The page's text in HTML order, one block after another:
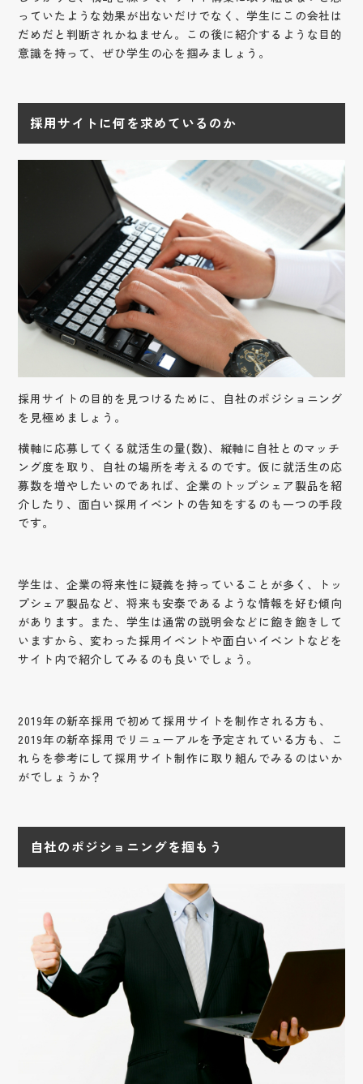
っていたような効果が出ないだけでなく、学生にこの会社は
だめだと判断されかねません。この後に紹介するような目的
意識を持って、ぜひ学生の心を掴みましょう。
採用サイトに何を求めているのか
採用サイトの目的を見つけるために、自社のポジショニング
を見極めましょう。
横軸に応募してくる就活生の量(数)、縦軸に自社とのマッチ
ング度を取り、自社の場所を考えるのです。仮に就活生の応
募数を増やしたいのであれば、企業のトップシェア製品を紹
介したり、面白い採用イベントの告知をするのも一つの手段
です。
学生は、企業の将来性に疑義を持っていることが多く、トッ
プシェア製品など、将来も安泰であるような情報を好む傾向
があります。また、学生は通常の説明会などに飽き飽きして
いますから、変わった採用イベントや面白いイベントなどを
サイト内で紹介してみるのも良いでしょう。
2019年の新卒採用で初めて採用サイトを制作される方も、
2019年の新卒採用でリニューアルを予定されている方も、こ
れらを参考にして採用サイト制作に取り組んでみるのはいか
がでしょうか？
自社のポジショニングを掴もう